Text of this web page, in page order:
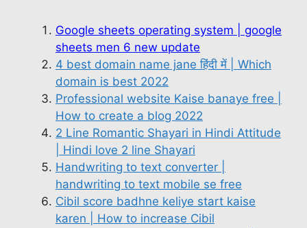
Google sheets operating system | google
sheets men 6 new update
4 best domain name jane हिंदी में | Which
domain is best 2022
Professional website Kaise banaye free |
How to create a blog 2022
2 Line Romantic Shayari in Hindi Attitude
| Hindi love 2 line Shayari
Handwriting to text converter |
handwriting to text mobile se free
Cibil score badhne keliye start kaise
karen | How to increase Cibil